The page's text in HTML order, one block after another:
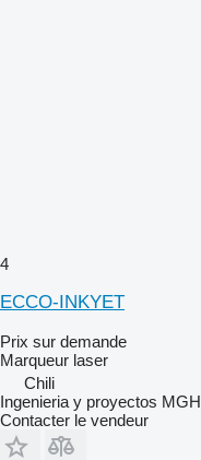
4
ECCO-INKYET
Prix sur demande
Marqueur laser
Chili
Ingenieria y proyectos MGH
Contacter le vendeur